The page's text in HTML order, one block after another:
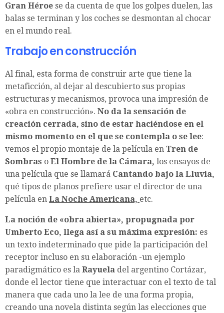
Gran Héroe se da cuenta de que los golpes duelen, las
balas se terminan y los coches se desmontan al chocar
en el mundo real.
Trabajo en construcción
Al final, esta forma de construir arte que tiene la
metaficción, al dejar al descubierto sus propias
estructuras y mecanismos, provoca una impresión de
«obra en construcción». No da la sensación de
creación cerrada, sino de estar haciéndose en el
mismo momento en el que se contempla o se lee:
vemos el propio montaje de la película en Tren de
Sombras o El Hombre de la Cámara, los ensayos de
una película que se llamará Cantando bajo la Lluvia,
qué tipos de planos prefiere usar el director de una
película en La Noche Americana, etc.
La noción de «obra abierta», propugnada por
Umberto Eco, llega así a su máxima expresión: es
un texto indeterminado que pide la participación del
receptor incluso en su elaboración -un ejemplo
paradigmático es la Rayuela del argentino Cortázar,
donde el lector tiene que interactuar con el texto de tal
manera que cada uno la lee de una forma propia,
creando una novela distinta según las elecciones que